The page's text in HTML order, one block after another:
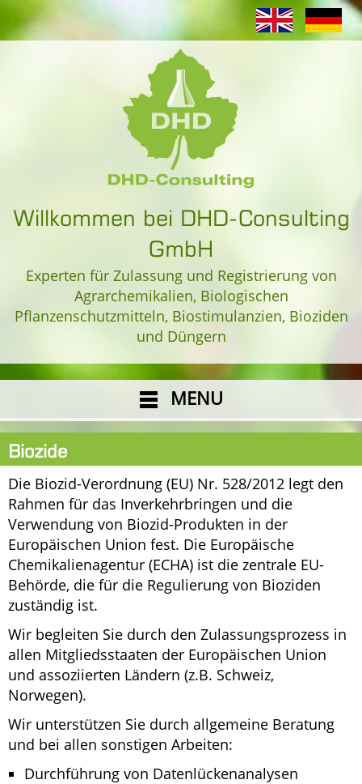
Willkommen bei DHD-Consulting
GmbH
Experten für Zulassung und Registrierung von
Agrarchemikalien, Biologischen
Pflanzenschutzmitteln, Biostimulanzien, Bioziden
und Düngern
MENU
Biozide
Die Biozid-Verordnung (EU) Nr. 528/2012 legt den
Rahmen für das Inverkehrbringen und die
Verwendung von Biozid-Produkten in der
Europäischen Union fest. Die Europäische
Chemikalienagentur (ECHA) ist die zentrale EU-
Behörde, die für die Regulierung von Bioziden
zuständig ist.
Wir begleiten Sie durch den Zulassungsprozess in
allen Mitgliedsstaaten der Europäischen Union
und assoziierten Ländern (z.B. Schweiz,
Norwegen).
Wir unterstützen Sie durch allgemeine Beratung
und bei allen sonstigen Arbeiten:
Durchführung von Datenlückenanalysen